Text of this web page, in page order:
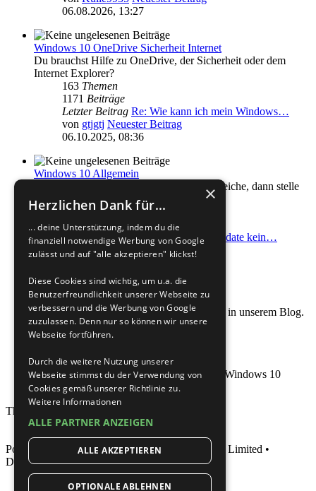
06.08.2026, 13:27
Windows 10 OneDrive Sicherheit Internet
Du brauchst Hilfe zu OneDrive, der Sicherheit oder dem
Internet Explorer?
163 Themen
1171 Beiträge
Letzter Beitrag Re: Wie kann ich mein Windows…
von gtjgtj Neuester Beitrag
06.10.2025, 08:36
Windows 10 Allgemein
Deine Frage passt nicht in die anderen Bereiche, dann stelle
sie hier.
3863Themen
29694Beiträge
Letzter Beitrag Re: Nach Inplace Update kein…
von
Gast2025
Neuester Beitrag
31.07.2026, 20:10
Windows 10 im Blog
Nützliche Artikel zum Thema Windows 10 in unserem Blog.
Aufrufe insgesamt: 772504
Windows 10 Portal im Wiki
Die Anlaufstelle für alle Tutorials rund um Windows 10
Aufrufe insgesamt: 1135979
Themen insgesamt
Powered by phpBB ® Forum Software © phpBB Limited •
Deutsche Übersetzung durchphpBB.de
×
Herzlichen Dank für...
... deine Unterstützung, indem du die
finanziell notwendige Werbung von Google
zulässt und auf "alle akzeptieren" klickst!
Diese Cookies sind wichtig, um u.a. die
Benutzerfreundlichkeit unserer Webseite zu
verbessern und die Werbung von Google
zuzulassen. Denn nur so können wir unsere
Webseite fortführen.
Durch die weitere Nutzung unserer
Webseite stimmst du der Verwendung von
Cookies gemäß unserer Richtlinie zu.
Weitere Informationen
ALLE PARTNER ANZEIGEN
ALLE AKZEPTIEREN
OPTIONALE ABLEHNEN